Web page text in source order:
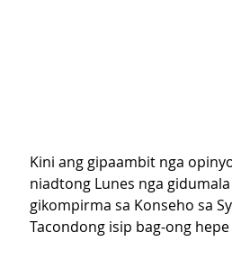
Kini ang gipaambit nga
niadtong Lunes nga
gikompirma sa Konseho sa
Tacondong isip bag-ong